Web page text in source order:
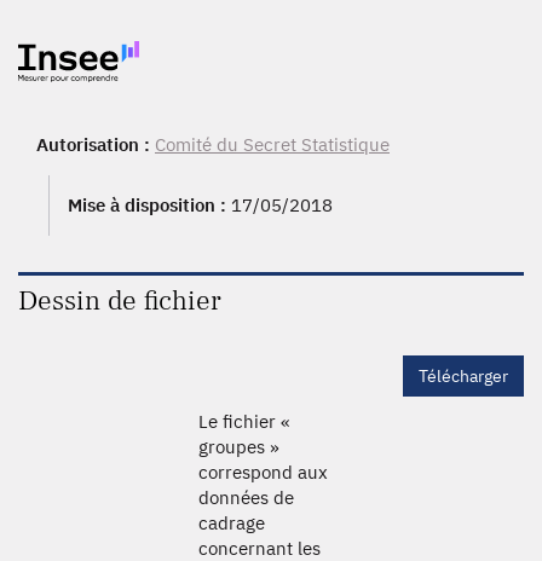
Autorisation : Comité du Secret Statistique
Mise à disposition : 17/05/2018
Dessin de fichier
Télécharger
Le fichier «
groupes »
correspond aux
données de
cadrage
concernant les